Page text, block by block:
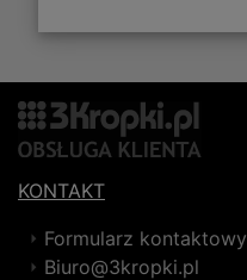
KONTAKT
Formularz kontaktowy
Biuro@3kropki.pl